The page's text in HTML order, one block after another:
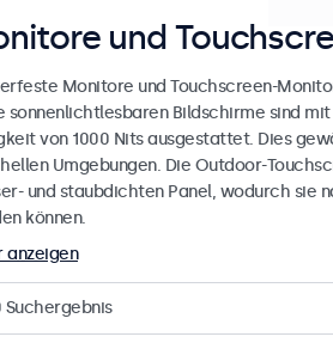
und
Monitore und Touchscreen-
sonnenlichtlesbaren Bildschirme sind
von 1000 Nits ausgestattet. Dies
Umgebungen. Die Outdoor-
und staubdichten Panel, wodurch sie
können.
anzeigen
Suchergebnis